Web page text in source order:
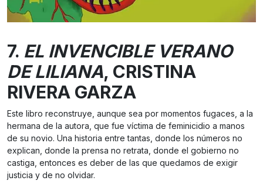
7. EL INVENCIBLE VERANO
DE LILIANA, CRISTINA
RIVERA GARZA
Este libro reconstruye, aunque sea por momentos fugaces, a la
hermana de la autora, que fue víctima de feminicidio a manos
de su novio. Una historia entre tantas, donde los números no
explican, donde la prensa no retrata, donde el gobierno no
castiga, entonces es deber de las que quedamos de exigir
justicia y de no olvidar.